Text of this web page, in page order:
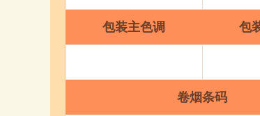
包装主色调 包
卷烟条码